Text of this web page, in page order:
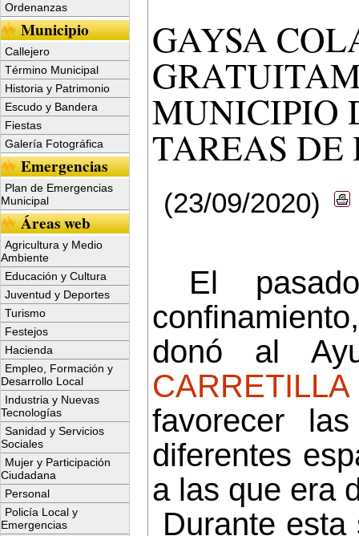
Ordenanzas
Municipio
Callejero
Término Municipal
Historia y Patrimonio
Escudo y Bandera
Fiestas
Galería Fotográfica
Emergencias
Plan de Emergencias
Municipal
Áreas web
Agricultura y Medio
Ambiente
Educación y Cultura
Juventud y Deportes
Turismo
Festejos
Hacienda
Empleo, Formación y
Desarrollo Local
Industria y Nuevas
Tecnologías
Sanidad y Servicios
Sociales
Mujer y Participación
Ciudadana
Personal
Policía Local y
Emergencias
GAYSA
MUNICIPIO
TAREAS DE
(23/09/2020)
El
donó al
favorecer
diferentes
a las que era
Durante